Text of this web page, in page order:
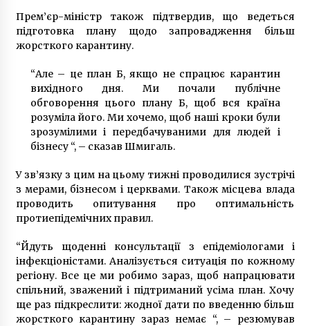
Прем’єр-міністр також підтвердив, що ведеться
підготовка плану щодо запровадження більш
жорсткого карантину.
“Але – це план Б, якщо не спрацює карантин
вихідного дня. Ми почали публічне
обговорення цього плану Б, щоб вся країна
розуміла його. Ми хочемо, щоб наші кроки були
зрозумілими і передбачуваними для людей і
бізнесу “, – сказав Шмигаль.
У зв’язку з цим на цьому тижні проводилися зустрічі
з мерами, бізнесом і церквами. Також місцева влада
проводить опитування про оптимальність
протиепідемічних правил.
“Йдуть щоденні консультації з епідеміологами і
інфекціоністами. Аналізується ситуація по кожному
регіону. Все це ми робимо зараз, щоб напрацювати
спільний, зважений і підтриманий усіма план. Хочу
ще раз підкреслити: жодної дати по введенню більш
жорсткого карантину зараз немає “, – резюмував